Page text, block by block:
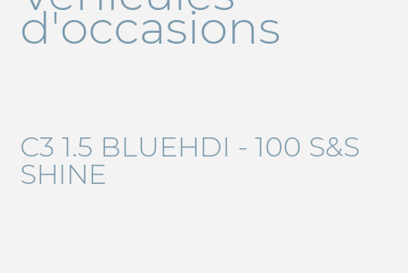
d'occasions
C3 1.5 BLUEHDI - 100 S&S
SHINE